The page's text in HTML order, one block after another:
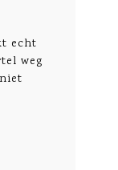
echt
weg